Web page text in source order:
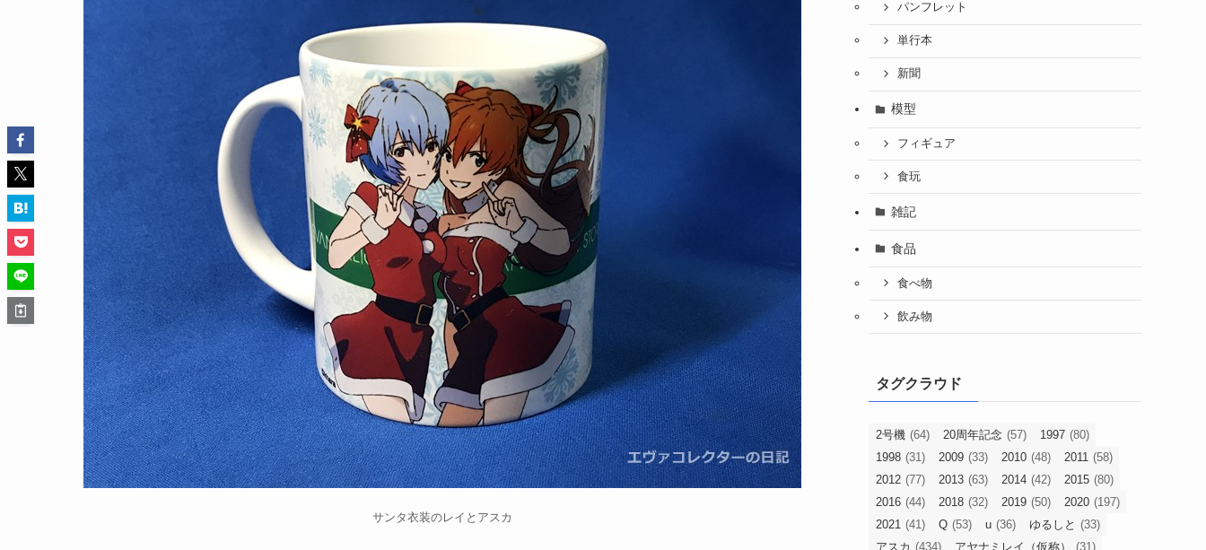
サンタ衣装のレイとアスカ
パンフレット
単行本
新聞
模型
フィギュア
食玩
雑記
食品
食べ物
飲み物
タグクラウド
2号機 (64) 20周年記念 (57) 1997 (80)
1998 (31) 2009 (33) 2010 (48) 2011 (58)
2012 (77) 2013 (63) 2014 (42) 2015 (80)
2016 (44) 2018 (32) 2019 (50) 2020 (197)
2021 (41) Q (53) u (36) ゆるしと (33)
アスカ (434) アヤナミレイ（仮称）
(31)